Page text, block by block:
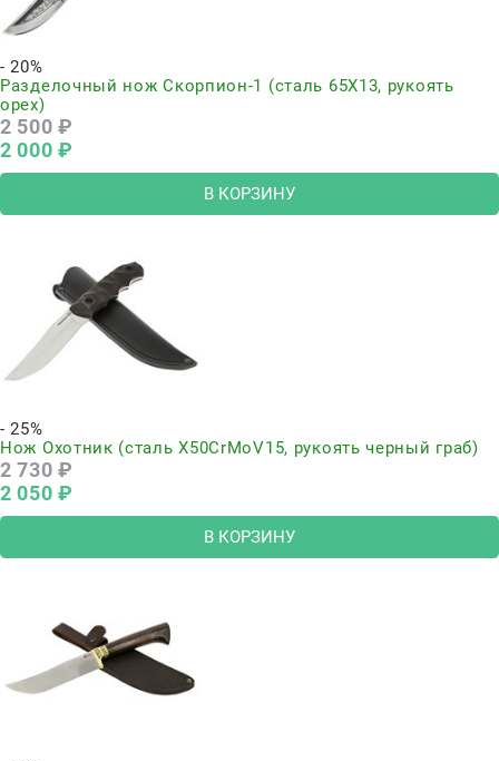
- 20%
Разделочный нож Скорпион-1 (сталь 65Х13, рукоять
орех)
2 500 ₽
2 000 ₽
В КОРЗИНУ
- 25%
Нож Охотник (сталь Х50CrMoV15, рукоять черный граб)
2 730 ₽
2 050 ₽
В КОРЗИНУ